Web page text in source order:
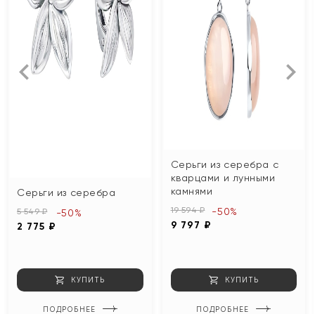
Серьги из серебра
5 549 ₽
2 775 ₽
-50%
КУПИТЬ
ПОДРОБНЕЕ
Серьги из серебра с
кварцами и лунными
камнями
19 594 ₽
9 797 ₽
-50%
КУПИТЬ
ПОДРОБНЕЕ